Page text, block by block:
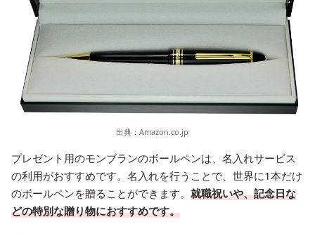
出典： Amazon.co.jp
プレゼント用のモンブランのボールペンは、名入れサービス
の利用がおすすめです。名入れを行うことで、世界に1本だけ
のボールペンを贈ることができます。 就職祝いや、記念日な
どの特別な贈り物におすすめです。